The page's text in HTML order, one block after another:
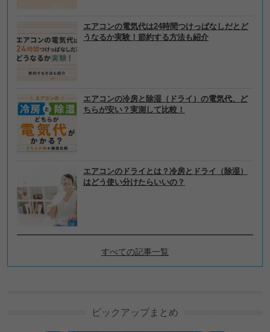
エアコンの電気代は24時間つけっぱなしだとど
うなるか実験！節約する方法も紹介
エアコンの冷房と除湿（ドライ）の電気代、ど
ちらが安い？実測して比較！
エアコンのドライとは？冷房とドライ（除湿）
はどう使い分けたらいいの？
すべての記事一覧
GMOのとくとくBBでんき・とくとくBBガスを解
ピックアップまとめ